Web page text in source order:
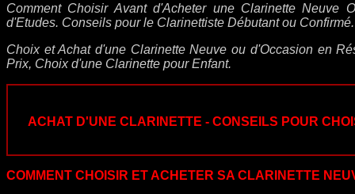
Comment Choisir Avant d'Acheter une Clarinette Neuve
d'Etudes. Conseils pour le Clarinettiste Débutant ou Confirmé.
Choix et Achat d'une Clarinette Neuve ou d'Occasion en
Prix, Choix d'une Clarinette pour Enfant.
ACHAT D'UNE CLARINETTE - CONSEILS POUR
COMMENT CHOISIR ET ACHETER SA CLARINETTE